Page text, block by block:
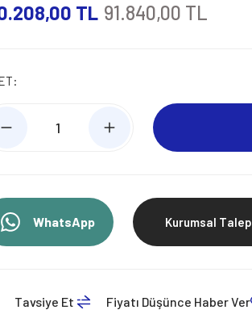
TL 91.840,00 TL
WhatsApp Kurumsal Talep
Tavsiye Et Fiyatı Düşünce Haber Ver